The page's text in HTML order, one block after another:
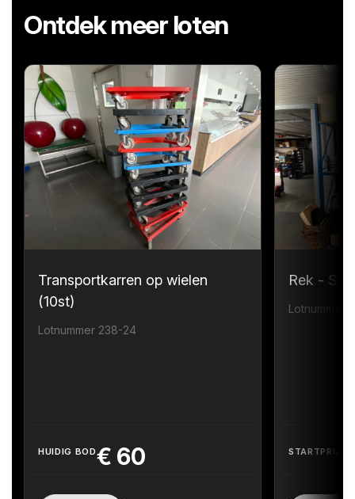
Ontdek meer loten
Transportkarren op wielen
(10st)
Lotnummer 238-24
HUIDIG BOD€ 60
Rek -
Lotnummer
STARTPRIJS